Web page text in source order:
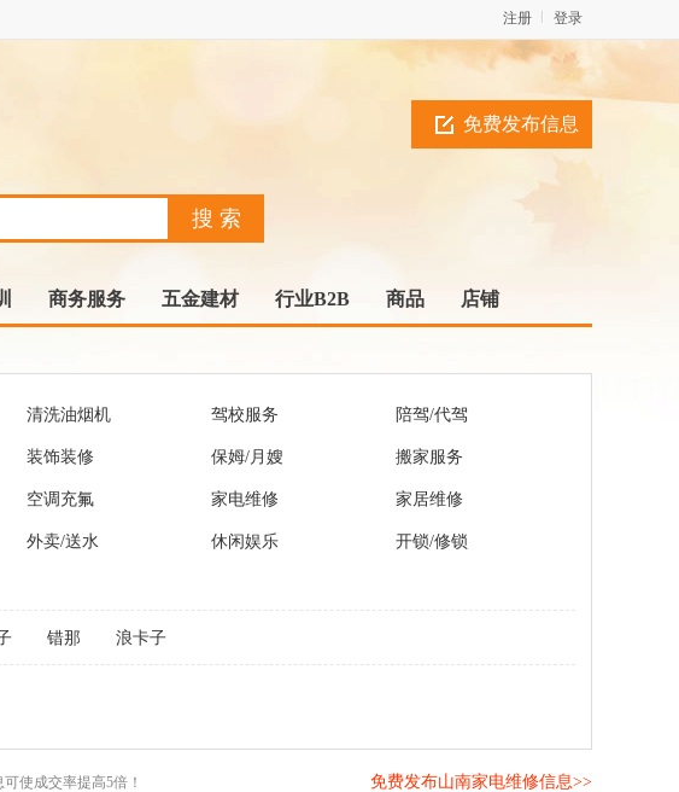
登录
注册
免费发布信息
商务服务 五金建材 行业B2B 商品 店铺
清洗油烟机 驾校服务 陪驾/代驾
装饰装修 保姆/月嫂 搬家服务
空调充氟 家电维修 家居维修
外卖/送水 休闲娱乐 开锁/修锁
错那 浪卡子
使成交率提高5倍！ 免费发布山南家电维修信息>>